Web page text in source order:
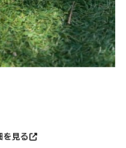
見る